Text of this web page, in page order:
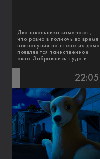
Два школьника замечают,
что ровно в полночь во время
полнолуния на стене их дома
появляется таинственное
окно. Забравшись туда и...
22:05